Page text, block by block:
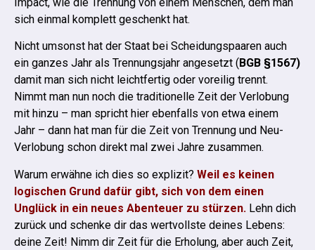
sich einmal komplett geschenkt hat.
Nicht umsonst hat der Staat bei Scheidungspaaren auch
ein ganzes Jahr als Trennungsjahr angesetzt (BGB §1567)
damit man sich nicht leichtfertig oder voreilig trennt.
Nimmt man nun noch die traditionelle Zeit der Verlobung
mit hinzu – man spricht hier ebenfalls von etwa einem
Jahr – dann hat man für die Zeit von Trennung und Neu-
Verlobung schon direkt mal zwei Jahre zusammen.
Warum erwähne ich dies so explizit? Weil es keinen
logischen Grund dafür gibt, sich von dem einen
Unglück in ein neues Abenteuer zu stürzen. Lehn dich
zurück und schenke dir das wertvollste deines Lebens:
deine Zeit! Nimm dir Zeit für die Erholung, aber auch Zeit,